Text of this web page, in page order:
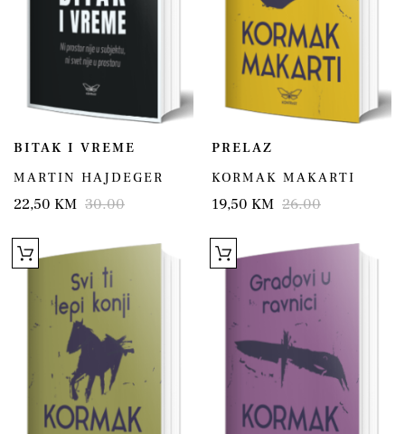
BITAK I VREME
MARTIN HAJDEGER
22,50 KM 30.00
PRELAZ
KORMAK MAKARTI
19,50 KM 26.00